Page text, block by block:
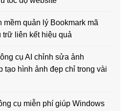
mềm quản lý Bookmark mã
liên kết hiệu quả
cụ AI chỉnh sửa ảnh
tạo hình ảnh đẹp chỉ trong vài
cụ miễn phí giúp Windows